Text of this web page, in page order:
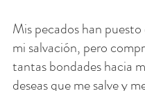
Mis pecados han
mi salvación, pero
tantas bondades hacia
deseas que me salve y